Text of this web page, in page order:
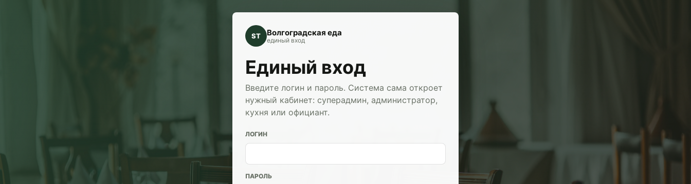
ST Волгоградская еда
единый вход
Единый вход
Введите логин и пароль. Система сама откроет
нужный кабинет: суперадмин, администратор,
кухня или официант.
ЛОГИН
ПАРОЛЬ